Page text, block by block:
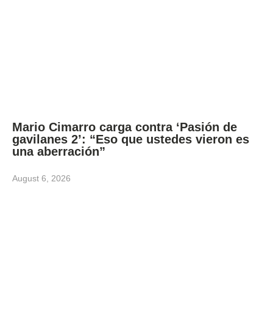
Mario Cimarro carga contra ‘Pasión de
gavilanes 2’: “Eso que ustedes vieron es
una aberración”
August 6, 2026